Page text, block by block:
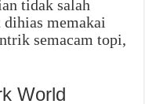
tidak salah
memakai
semacam topi,
World